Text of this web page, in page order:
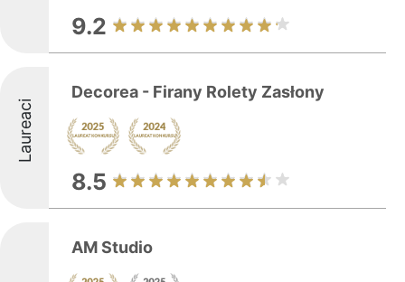
9.2
Laureaci
Decorea - Firany Rolety Zasłony
8.5
AM Studio